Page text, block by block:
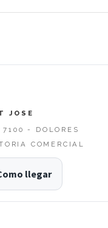
JOSE
- DOLORES
COMERCIAL
llegar